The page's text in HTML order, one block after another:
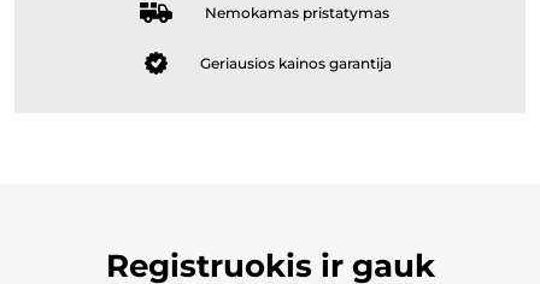
Nemokamas pristatymas
Geriausios kainos garantija
Registruokis ir gauk